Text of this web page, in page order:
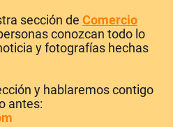
sección de Comercio
conozcan todo lo
y fotografías hechas
y hablaremos contigo
antes: